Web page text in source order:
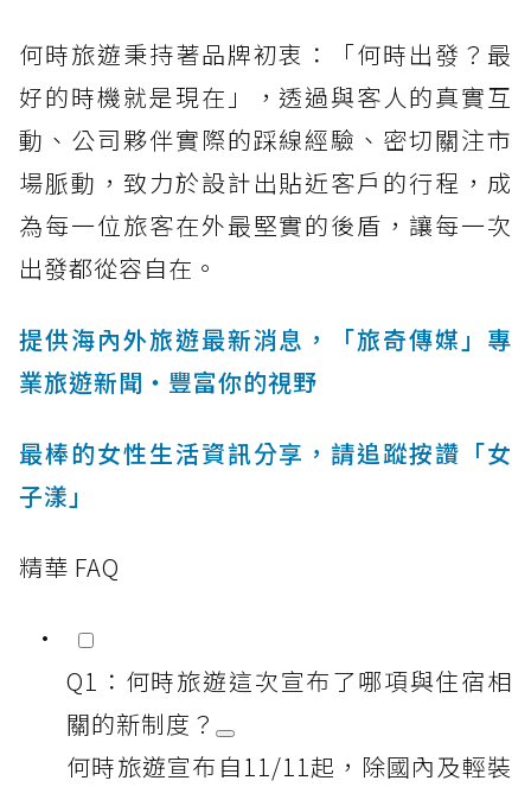
何時旅遊秉持著品牌初衷：「何時出發？最
好的時機就是現在」，透過與客人的真實互
動、公司夥伴實際的踩線經驗、密切關注市
場脈動，致力於設計出貼近客戶的行程，成
為每一位旅客在外最堅實的後盾，讓每一次
出發都從容自在。
提供海內外旅遊最新消息，「旅奇傳媒」專
業旅遊新聞‧豐富你的視野
最棒的女性生活資訊分享，請追蹤按讚「女
子漾」
精華 FAQ
Q1：何時旅遊這次宣布了哪項與住宿相
關的新制度？
何時旅遊宣布自11/11起，除國內及輕裝